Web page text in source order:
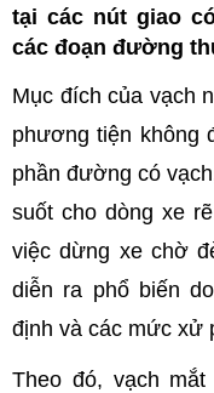
tại các nút giao
các đoạn đường
Mục đích của vạch
phương tiện không
phần đường có
suốt cho dòng xe
việc dừng xe chờ
diễn ra phổ biến
định và các mức xử
Theo đó, vạch